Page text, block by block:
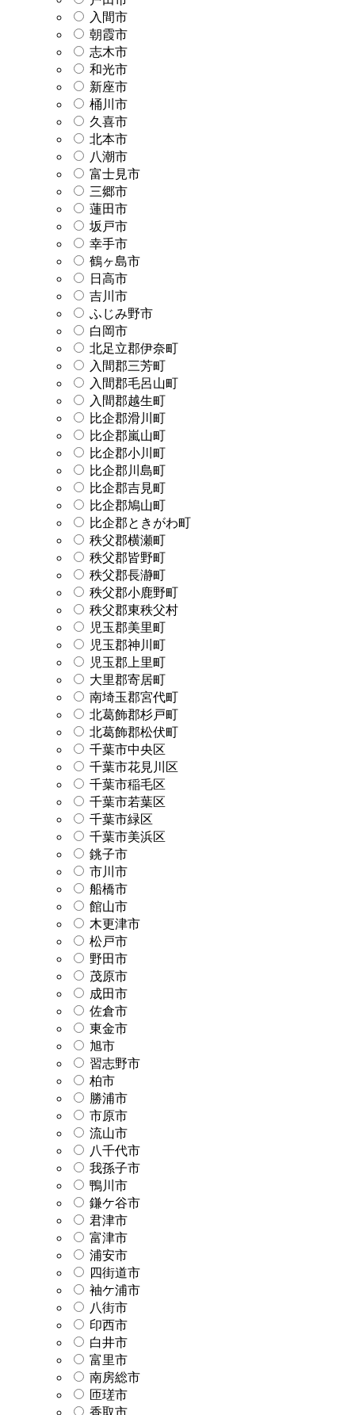
入間市
朝霞市
志木市
和光市
新座市
桶川市
久喜市
北本市
八潮市
富士見市
三郷市
蓮田市
坂戸市
幸手市
鶴ヶ島市
日高市
吉川市
ふじみ野市
白岡市
北足立郡伊奈町
入間郡三芳町
入間郡毛呂山町
入間郡越生町
比企郡滑川町
比企郡嵐山町
比企郡小川町
比企郡川島町
比企郡吉見町
比企郡鳩山町
比企郡ときがわ町
秩父郡横瀬町
秩父郡皆野町
秩父郡長瀞町
秩父郡小鹿野町
秩父郡東秩父村
児玉郡美里町
児玉郡神川町
児玉郡上里町
大里郡寄居町
南埼玉郡宮代町
北葛飾郡杉戸町
北葛飾郡松伏町
千葉市中央区
千葉市花見川区
千葉市稲毛区
千葉市若葉区
千葉市緑区
千葉市美浜区
銚子市
市川市
船橋市
館山市
木更津市
松戸市
野田市
茂原市
成田市
佐倉市
東金市
旭市
習志野市
柏市
勝浦市
市原市
流山市
八千代市
我孫子市
鴨川市
鎌ケ谷市
君津市
富津市
浦安市
四街道市
袖ケ浦市
八街市
印西市
白井市
富里市
南房総市
匝瑳市
香取市